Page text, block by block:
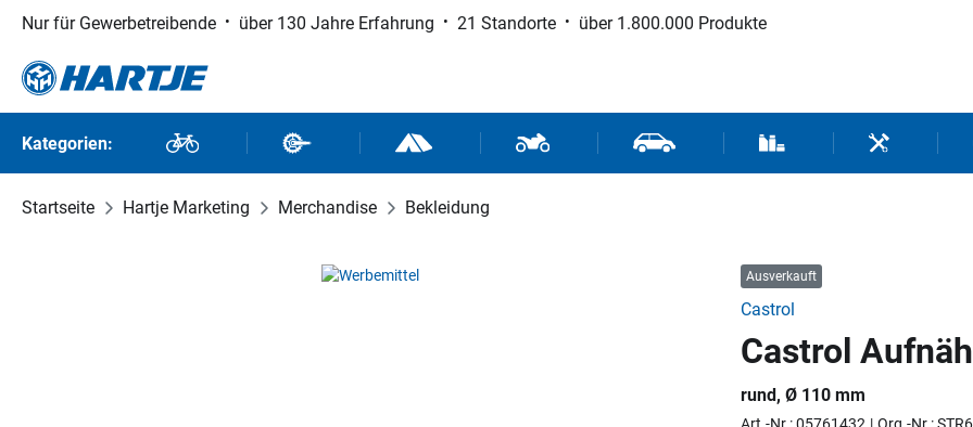
Hauptinhalt springen
Zur Suche springen
Zur Hauptnavigation springen
Nur für Gewerbetreibende über 130 Jahre Erfahrung 21 Standorte über 1.800.000 Produkte
Kategorien: Fahrräder Fahrradteile Outdoor und SportMotorrad- und RollerteileFahrzeugteile und ZubehörVerbrauchsmaterial /Werkzeuge /
Startseite Hartje Marketing Merchandise Bekleidung
Ausverkauft
Castrol
Castrol
rund, Ø 110 mm